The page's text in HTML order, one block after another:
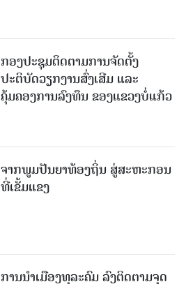
ກອງປະຊຸມຕິດຕາມການຈັດຕັ້ງ
ປະຕິບັດວຽກງານສົ່ງເສີມ ແລະ
ຄຸ້ມຄອງການລົງທຶນ ຂອງແຂວງບໍ່ແກ້ວ
ຈາກພູມປັນຍາທ້ອງຖິ່ນ ສູ່ສະຫະກອນ
ທີ່ເຂັ້ມແຂງ
ການນໍາເມືອງທຸລະຄົມ ລົງຕິດຕາມຈຸດ